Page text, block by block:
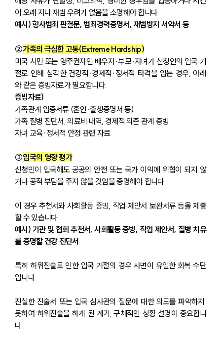
이 오래 지나 재범 우려가 없음을 소명해야 합니다.
예시) 형사범죄 판결문, 범죄경력증명서, 재범방지 서약서 등
②가족의 극심한 고통(Extreme Hardship)
미국 시민 또는 영주권자인 배우자·부모·자녀가 신청인의 입국 거
절로 인해 심각한 건강적·경제적·정서적 타격을 입는 경우, 아래
와 같은 증빙자료가 필요합니다.
증빙자료)
가족관계 입증서류 (혼인·출생증명서 등)
가족 질병 진단서, 의료비 내역, 경제적 의존 관계 증빙
자녀 교육·정서적 안정 관련 자료
③입국의 영향 평가
신청인이 입국해도 공공의 안전 또는 국가 이익에 위협이 되지 않
거나 공적 부담을 주지 않을 것임을 증명해야 합니다.
이 경우 추천서와 사회활동 증빙, 직업 제안서 보완서류 등을 제출
할 수 있습니다.
예시) 기관 및 협회 추천서, 사회활동 증빙, 직업 제안서, 질병 치유
를 증명할 건강 진단서
특히 허위진술로 인한 입국 거절의 경우 사면이 유일한 회복 수단
입니다.
진실한 진술서 또는 입국 심사관의 질문에 대한 의도를 파악하지
못하여 허위진술을 하게 된 계기, 구체적인 상황 설명이 중요합니
다.